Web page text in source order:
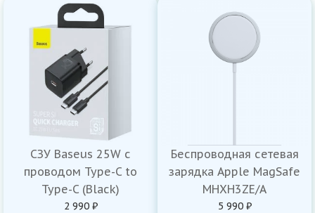
СЗУ Baseus 25W с
проводом Type-C to
Type-C (Black)
2 990 ₽
Беспроводная сетевая
зарядка Apple MagSafe
MHXH3ZE/A
5 990 ₽